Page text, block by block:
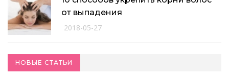
от выпадения
2018-05-27
НОВЫЕ СТАТЬИ